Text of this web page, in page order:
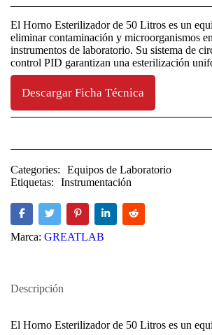
El Horno Esterilizador de 50 Litros es un
eliminar contaminación y microorganismos
instrumentos de laboratorio. Su sistema de
control PID garantizan una esterilización
Descargar Ficha Técnica
Categories:
Equipos de Laboratorio
Etiquetas:
Instrumentación
Marca: GREATLAB
Descripción
El Horno Esterilizador de 50 Litros es un